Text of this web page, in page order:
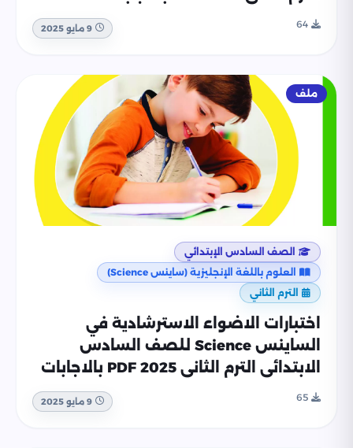
64 9 مايو 2025
ملف
الصف السادس الإبتدائي
العلوم باللغة الإنجليزية (ساينس Science)
الترم الثاني
اختبارات الاضواء الاسترشادية في
الساينس Science للصف السادس
الابتدائي الترم الثاني 2025 PDF بالاجابات
65 9 مايو 2025